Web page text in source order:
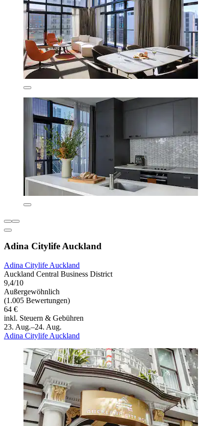
Adina Citylife Auckland
Adina Citylife Auckland
Auckland Central Business District
9,4/10
Außergewöhnlich
(1.005 Bewertungen)
64 €
inkl. Steuern & Gebühren
23. Aug.–24. Aug.
Adina Citylife Auckland